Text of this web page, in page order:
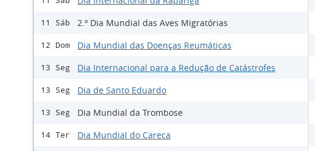
11 Sáb 2.º Dia Mundial das Aves Migratórias
12 Dom Dia Mundial das Doenças Reumáticas
13 Seg Dia Internacional para a Redução de Catástrofes
13 Seg Dia de Santo Eduardo
13 Seg Dia Mundial da Trombose
14 Ter Dia Mundial do Careca